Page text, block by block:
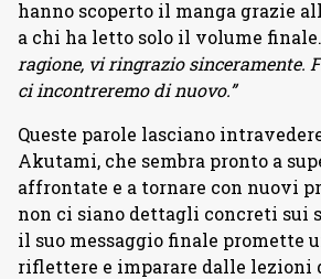
hanno scoperto il manga grazie
a chi ha letto solo il volume finale.
ragione, vi ringrazio sinceramente.
ci incontreremo di nuovo.”
Queste parole lasciano
Akutami, che sembra pronto a
affrontate e a tornare con nuovi
non ci siano dettagli concreti sui
il suo messaggio finale promette
riflettere e imparare dalle lezioni